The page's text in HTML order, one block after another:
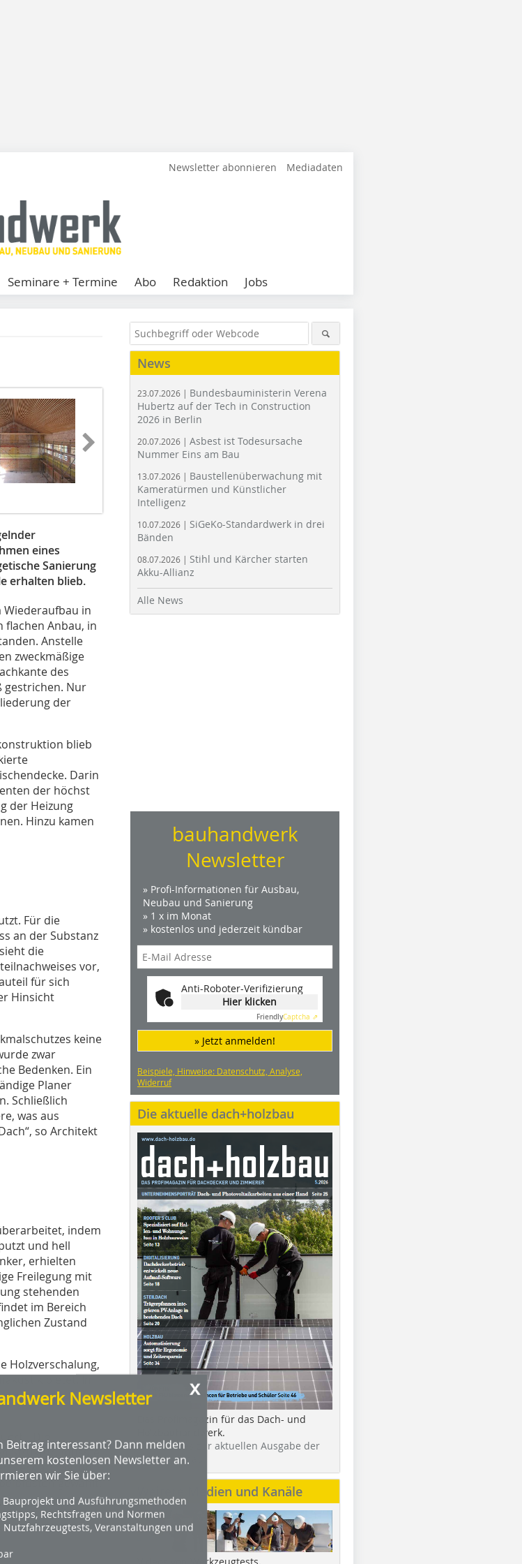
Newsletter abonnieren Mediadaten
Seminare + Termine Abo Redaktion Jobs
Foto: Ohlmeier Architekten BDA
eines
Sanierung
erhalten blieb.
Wiederaufbau in
flachen Anbau, in
Anstelle
zweckmäßige
des
gestrichen. Nur
der
blieb
Darin
der höchst
der Heizung
Hinzu kamen
Für die
an der Substanz
die
vor,
für sich
Hinsicht
keine
zwar
Bedenken. Ein
Planer
Schließlich
was aus
so Architekt
indem
und hell
erhielten
Freilegung mit
stehenden
im Bereich
Zustand
Holzverschalung,
bietet. Im
und
„Die
Struktur, musste
erklärt Martin
gewählt,
x
Newsletter
Beitrag interessant? Dann melden
kostenlosen Newsletter an.
wir Sie über:
Bauprojekt und Ausführungsmethoden
Rechtsfragen und Normen
Nutzfahrzeugtests, Veranstaltungen und
News
23.07.2026 | Bundesbauministerin Verena
Hubertz auf der Tech in Construction
2026 in Berlin
20.07.2026 | Asbest ist Todesursache
Nummer Eins am Bau
13.07.2026 | Baustellenüberwachung mit
Kameratürmen und Künstlicher
Intelligenz
10.07.2026 | SiGeKo-Standardwerk in drei
Bänden
08.07.2026 | Stihl und Kärcher starten
Akku-Allianz
Alle News
bauhandwerk
Newsletter
» Profi-Informationen für Ausbau,
Neubau und Sanierung
» 1 x im Monat
» kostenlos und jederzeit kündbar
Anti-Roboter-Verifizierung
Hier klicken
FriendlyCaptcha ⇗
» Jetzt anmelden!
Beispiele, Hinweise: Datenschutz, Analyse,
Widerruf
Die aktuelle dach+holzbau
Das Profimagazin für das Dach- und
Holzbauhandwerk.
Hier geht es zur aktuellen Ausgabe der
dach+holzbau.
Weitere Medien und Kanäle
Videos von Werkzeugtests,